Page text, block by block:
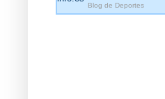
Blog de Deportes